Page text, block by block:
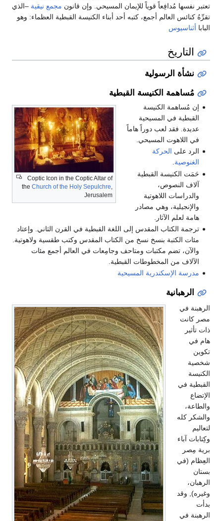
تعتبر نفسها مُدافِعاً قوياً للإيمان المسيحي. وإن قانون مجمع نيقية –الذي
تقرِّهُ كنائس العالم أجمع، كتبه أحد أبناء الكنيسة القبطية العظماء: وهو
البابا أثناسيوس
التاريخ
نشأة الرسولية
مُساهمة الكنيسة القبطية
Coptic Icon in the Coptic Altar of
the Church of the Holy Sepulchre
Jerusalem
إن مُساهمة الكنيسة
القبطية في المسيحية
عديدة. فقد لعب دوراً هاماً
في اللاهوت المسيحي.
الرد على الحركة
الغنوصية
حَمَت الكنيسة القبطية
آلاف النصوص،
والدراسات اللاهوتية
والإنجيلية، وهي مصادر
هامة لعلم الآثار.
ترجمة الكتاب المقدس إلى اللغة القبطية في القرن الثاني. وإعتاد
مئات الكتبة بنسخ نسخ من الكتاب المقدس وكتب طقسية ولاهوتية.
والآن، تضم مكتبات ومتاحف وجامِعات في العالم أجمع مئات
الآلاف من المخطوطات القبطية.
مدرسة الإسكندرية المسيحية
الرهبانية
الرهبنة في
مصر كانت
ذات تأثير
هام في
تكوين
شخصية
الكنيسة
القبطية في
الإتضاع
والطاعة،
والشكر كله
لتعاليم
وكِتابات آباء
برية مِصر
العِظام (في
بستان
الرهبان،
وغيره), وقد
بدأت
الرهبنة في